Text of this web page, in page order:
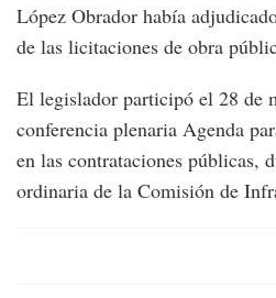
López Obrador había
de las licitaciones de obra
El legislador participó el 28 de
conferencia plenaria Agenda
en las contrataciones públicas,
ordinaria de la Comisión de